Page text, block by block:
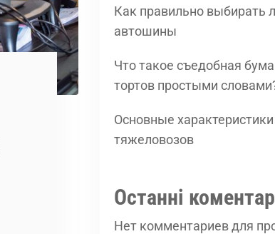
Как правильно выбирать
автошины
Что такое съедобная
тортов простыми
Основные
тяжеловозов
Останні
Нет комментариев для